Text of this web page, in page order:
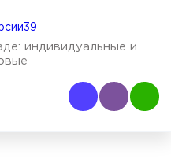
индивидуальные и
Наш Viber
Наш